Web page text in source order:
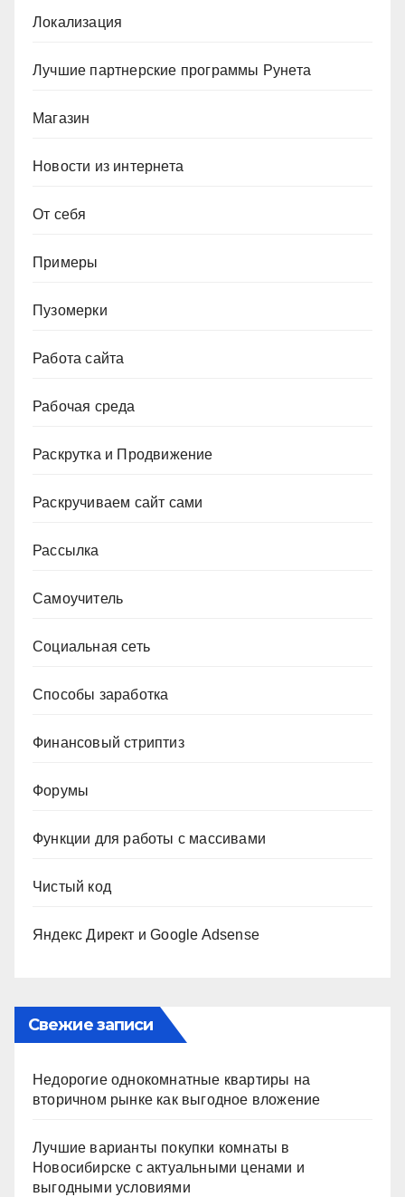
Локализация
Лучшие партнерские программы Рунета
Магазин
Новости из интернета
От себя
Примеры
Пузомерки
Работа сайта
Рабочая среда
Раскрутка и Продвижение
Раскручиваем сайт сами
Рассылка
Самоучитель
Социальная сеть
Способы заработка
Финансовый стриптиз
Форумы
Функции для работы с массивами
Чистый код
Яндекс Директ и Google Adsense
Свежие записи
Недорогие однокомнатные квартиры на
вторичном рынке как выгодное вложение
Лучшие варианты покупки комнаты в
Новосибирске с актуальными ценами и
выгодными условиями